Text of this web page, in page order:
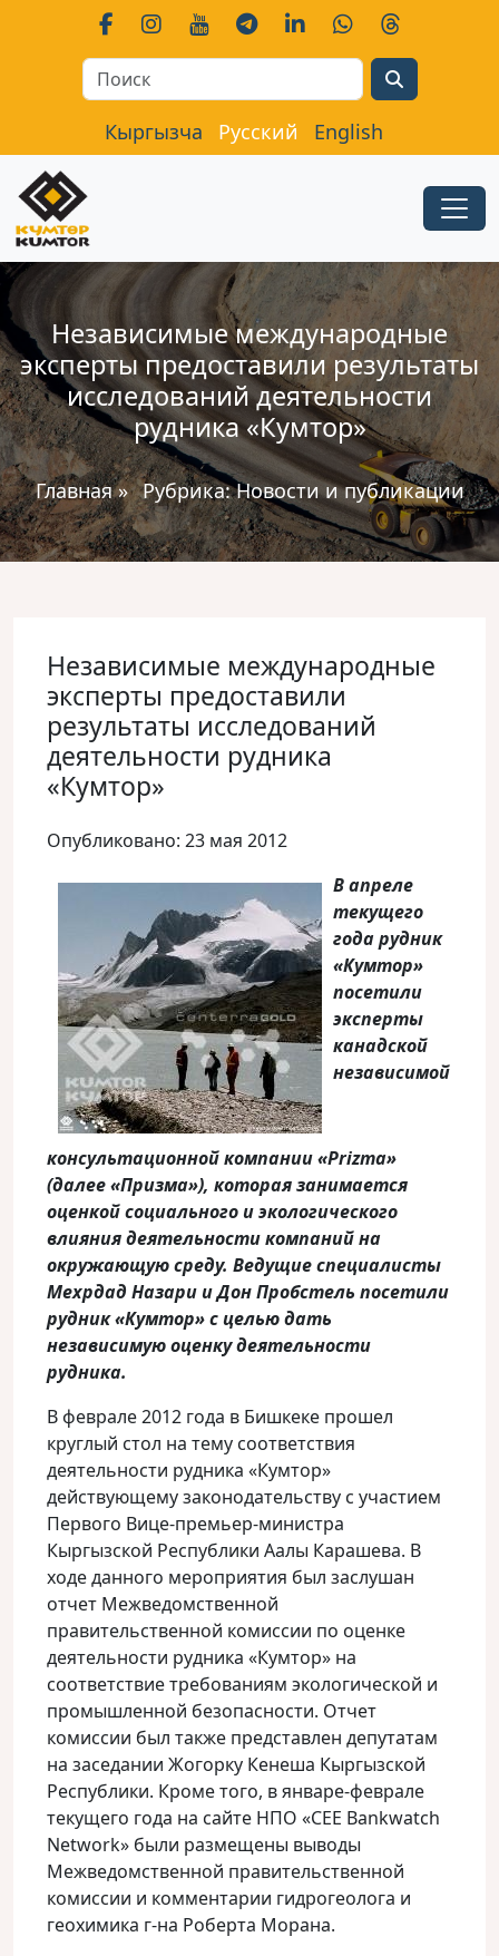
Кыргызча Русский English
Независимые международные
эксперты предоставили результаты
исследований деятельности
рудника «Кумтор»
Главная» Рубрика:Новости и публикации
Независимые международные
эксперты предоставили
результаты исследований
деятельности рудника
«Кумтор»
Опубликовано: 23 мая 2012
В апреле
текущего
года рудник
«Кумтор»
посетили
эксперты
канадской
независимой
консультационной компании «Prizma»
(далее «Призма»), которая занимается
оценкой социального и экологического
влияния деятельности компаний на
окружающую среду. Ведущие специалисты
Мехрдад НазарииДон Пробстель посетили
рудник «Кумтор» с целью дать
независимую оценку деятельности
рудника.
В феврале 2012 года в Бишкеке прошел
круглый стол на тему соответствия
деятельности рудника «Кумтор»
действующему законодательству с участием
Первого Вице-премьер-министра
Кыргызской Республики Аалы Карашева. В
ходе данного мероприятия был заслушан
отчет Межведомственной
правительственной комиссии по оценке
деятельности рудника «Кумтор» на
соответствие требованиям экологической и
промышленной безопасности. Отчет
комиссии был также представлен депутатам
на заседании Жогорку Кенеша Кыргызской
Республики. Кроме того, в январе-феврале
текущего года на сайте НПО «CEE Bankwatch
Network» были размещены выводы
Межведомственной правительственной
комиссии и комментарии гидрогеолога и
геохимика г-на Роберта Морана.